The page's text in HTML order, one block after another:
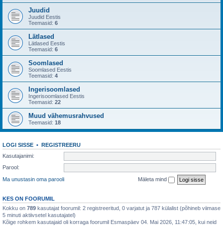
Juudid
Juudid Eestis
Teemasid: 6
Lätlased
Lätlased Eestis
Teemasid: 6
Soomlased
Soomlased Eestis
Teemasid: 4
Ingerisoomlased
Ingerisoomlased Eestis
Teemasid: 22
Muud vähemusrahvused
Teemasid: 18
LOGI SISSE • REGISTREERU
Kasutajanimi:
Parool:
Ma unustasin oma parooli
Mäleta mind
KES ON FOORUMIL
Kokku on 789 kasutajat foorumil: 2 registreeritud, 0 varjatut ja 787 külalist (põhineb viimase
5 minuti aktiivsetel kasutajatel)
Kõige rohkem kasutajaid oli korraga foorumil Esmaspäev 04. Mai 2026, 11:47:05, kui neid